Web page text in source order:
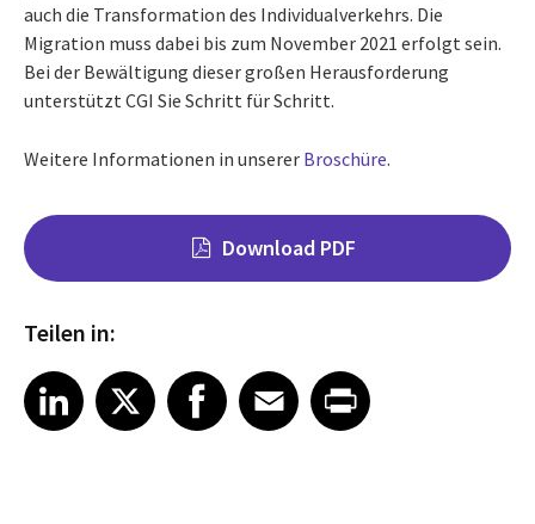
auch die Transformation des Individualverkehrs. Die
Migration muss dabei bis zum November 2021 erfolgt sein.
Bei der Bewältigung dieser großen Herausforderung
unterstützt CGI Sie Schritt für Schritt.
Weitere Informationen in unserer Broschüre.
Download PDF
Teilen in:
Share on LinkedIn
LinkedIn
Share on X Share on FacebookFacebook
Share on EmailEmailShare on Print